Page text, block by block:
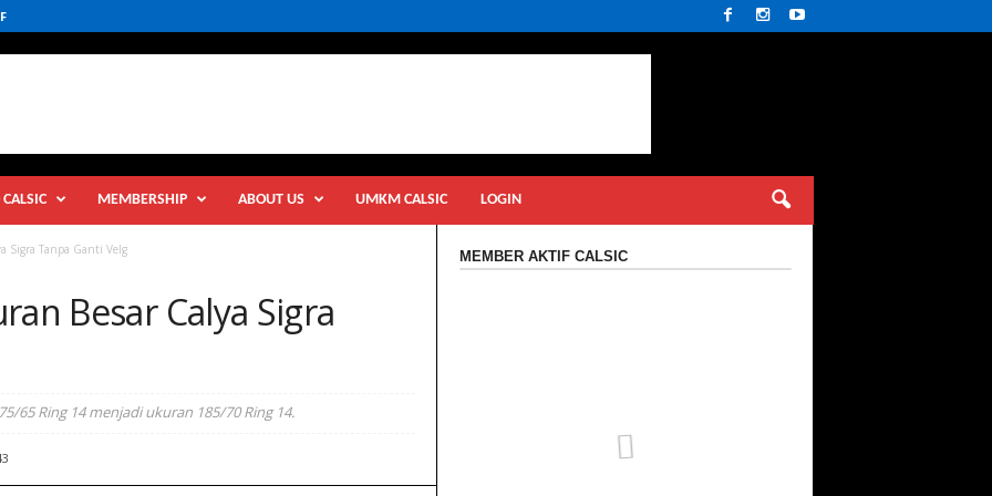
MEMBERSHIP ABOUT US UMKM CALSIC LOGIN
Sigra Tanpa Ganti Velg
Besar Calya Sigra
65 Ring 14 menjadi ukuran 185/70 Ring 14.
MEMBER AKTIF CALSIC